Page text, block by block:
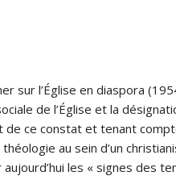
sur l’Église en diaspora
de l’Église et la
ce constat et tenant
au sein d’un
les « signes des